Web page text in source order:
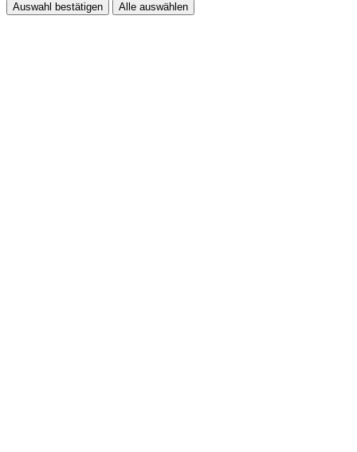
Auswahl bestätigen Alle auswählen